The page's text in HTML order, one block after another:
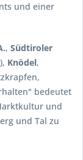
und einer
, Südtiroler
Knödel,
bedeutet
und
und Tal zu